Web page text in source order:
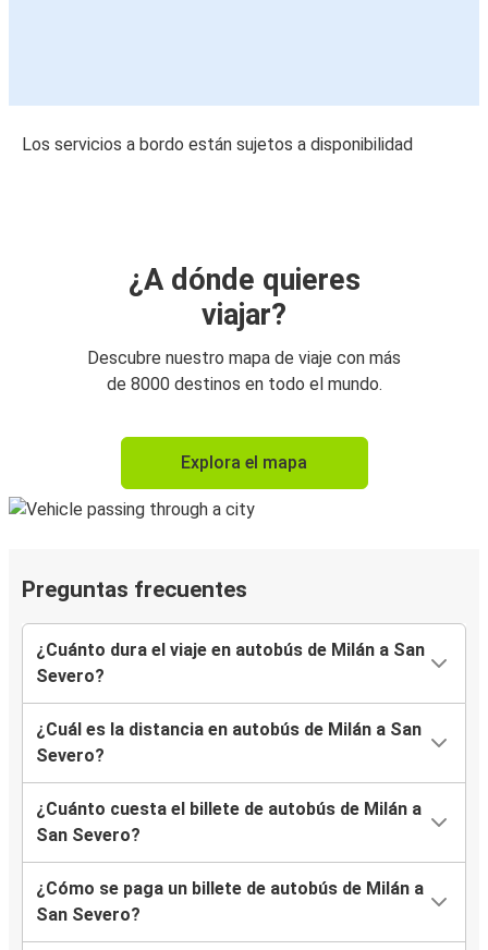
Los servicios a bordo están sujetos a disponibilidad
¿A dónde quieres
viajar?
Descubre nuestro mapa de viaje con más
de 8000 destinos en todo el mundo.
Explora el mapa
Preguntas frecuentes
¿Cuánto dura el viaje en autobús de Milán a San
Severo?
¿Cuál es la distancia en autobús de Milán a San
Severo?
¿Cuánto cuesta el billete de autobús de Milán a
San Severo?
¿Cómo se paga un billete de autobús de Milán a
San Severo?